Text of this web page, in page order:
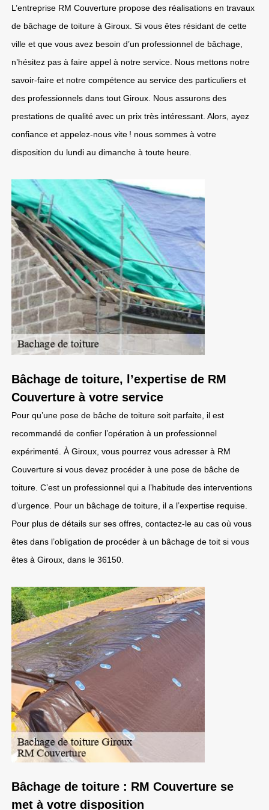
L’entreprise RM Couverture propose des réalisations en travaux
de bâchage de toiture à Giroux. Si vous êtes résidant de cette
ville et que vous avez besoin d’un professionnel de bâchage,
n’hésitez pas à faire appel à notre service. Nous mettons notre
savoir-faire et notre compétence au service des particuliers et
des professionnels dans tout Giroux. Nous assurons des
prestations de qualité avec un prix très intéressant. Alors, ayez
confiance et appelez-nous vite ! nous sommes à votre
disposition du lundi au dimanche à toute heure.
Bâchage de toiture, l’expertise de RM
Couverture à votre service
Pour qu’une pose de bâche de toiture soit parfaite, il est
recommandé de confier l’opération à un professionnel
expérimenté. À Giroux, vous pourrez vous adresser à RM
Couverture si vous devez procéder à une pose de bâche de
toiture. C’est un professionnel qui a l’habitude des interventions
d’urgence. Pour un bâchage de toiture, il a l’expertise requise.
Pour plus de détails sur ses offres, contactez-le au cas où vous
êtes dans l’obligation de procéder à un bâchage de toit si vous
êtes à Giroux, dans le 36150.
Bâchage de toiture : RM Couverture se
met à votre disposition